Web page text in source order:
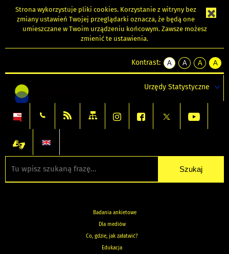
Strona wykorzystuje pliki cookies. Korzystanie z witryny bez
zmiany ustawień Twojej przeglądarki oznacza, że będą one
umieszczane w Twoim urządzeniu końcowym. Zawsze możesz
zmienić te ustawienia.
Kontrast:
A
kontrast
A
kontrast
tekst
czarnym
A
kontrast
tekst
czarnym
A
tekst
żółtym
Urzędy Statystyczne
Badania ankietowe
Dla mediów
Co, gdzie, jak załatwić?
Edukacja